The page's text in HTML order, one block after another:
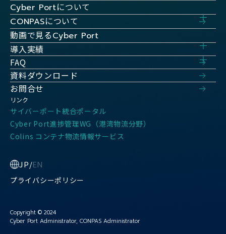
Cyber Portについて
CONPASについて
動画で見るCyber Port
導入実績
FAQ
資料ダウンロード
お問合せ
リンク
サイバーポート統合ポータル
Cyber Port進捗管理WG（港湾物流分野）
Colins コンテナ物流情報サービス
JP/EN
プライバシーポリシー
Copyright © 2024
Cyber Port Administrator, CONPAS Administrator